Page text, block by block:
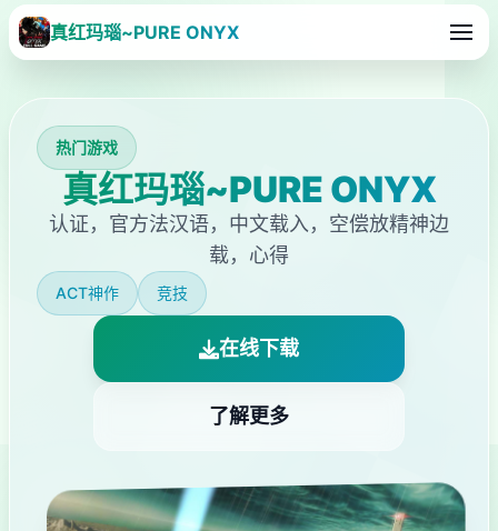
真红玛瑙~PURE ONYX
热门游戏
真红玛瑙~PURE ONYX
认证，官方法汉语，中文载入，空偿放精神边
载，心得
ACT神作 竞技
在线下载
了解更多